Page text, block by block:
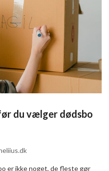
du vælger dødsbo
er ikke noget, de fleste gør